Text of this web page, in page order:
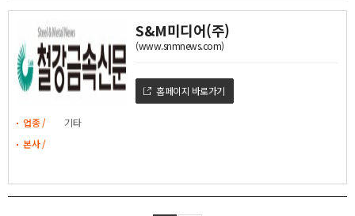
S&M미디어(주)
(www.snmnews.com)
업종 /
기타
본사 /
홈페이지 바로가기